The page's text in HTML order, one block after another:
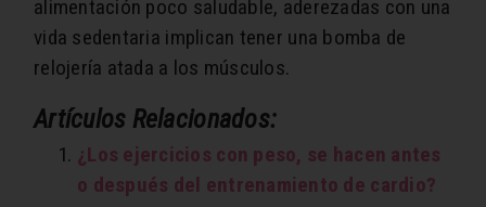
alimentación poco saludable, aderezadas con una
vida sedentaria implican tener una bomba de
relojería atada a los músculos.
Artículos Relacionados:
¿Los ejercicios con peso, se hacen antes
o después del entrenamiento de cardio?